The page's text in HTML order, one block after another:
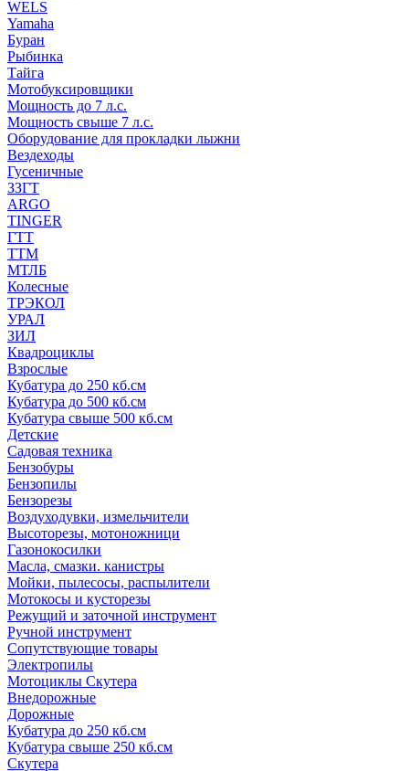
WELS
Yamaha
Буран
Рыбинка
Тайга
Мотобуксировщики
Мощность до 7 л.с.
Мощность свыше 7 л.с.
Оборудование для прокладки лыжни
Вездеходы
Гусеничные
ЗЗГТ
ARGO
TINGER
ГТТ
ТТМ
МТЛБ
Колесные
ТРЭКОЛ
УРАЛ
ЗИЛ
Квадроциклы
Взрослые
Кубатура до 250 кб.см
Кубатура до 500 кб.см
Кубатура свыше 500 кб.см
Детские
Садовая техника
Бензобуры
Бензопилы
Бензорезы
Воздуходувки, измельчители
Высоторезы, мотоножници
Газонокосилки
Масла, смазки. канистры
Мойки, пылесосы, распылители
Мотокосы и кусторезы
Режущий и заточной инструмент
Ручной инструмент
Сопутствующие товары
Электропилы
Мотоциклы Скутера
Внедорожные
Дорожные
Кубатура до 250 кб.см
Кубатура свыше 250 кб.см
Скутера